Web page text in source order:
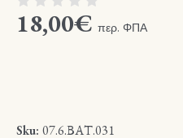
18,00€ περ. ΦΠΑ
Sku: 07.6.ΒΑΤ.031